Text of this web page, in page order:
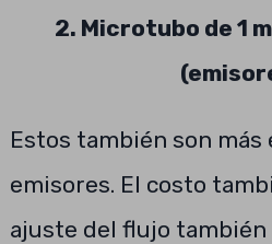
2. Microtubo de 1
Estos también son
emisores. El costo
ajuste del flujo también